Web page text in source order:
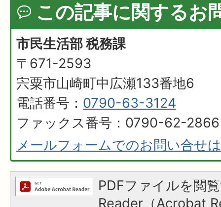
この記事に関するお
市民生活部 税務課
〒671-2593
宍粟市山崎町中広瀬133番地6
電話番号： 0790-63-3124
ファックス番号：0790-62-2866
メールフォームでのお問い合せ
PDFファイルを閲
Reader（Acrobat